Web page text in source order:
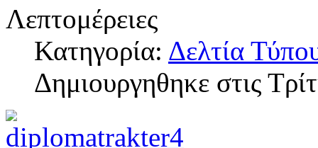
Λεπτομέρειες
Κατηγορία: Δελτία
Δημιουργηθηκε στις